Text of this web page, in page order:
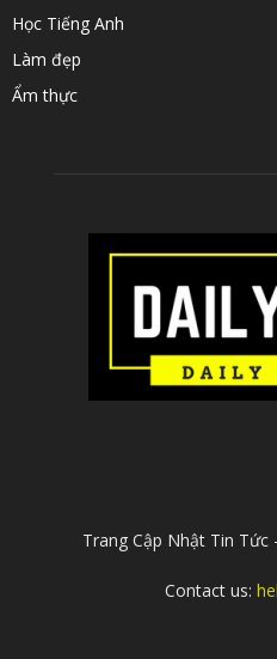
Học Tiếng Anh
Làm đẹp
Ẩm thực
Trang Cập Nhật Tin Tức
Contact us: